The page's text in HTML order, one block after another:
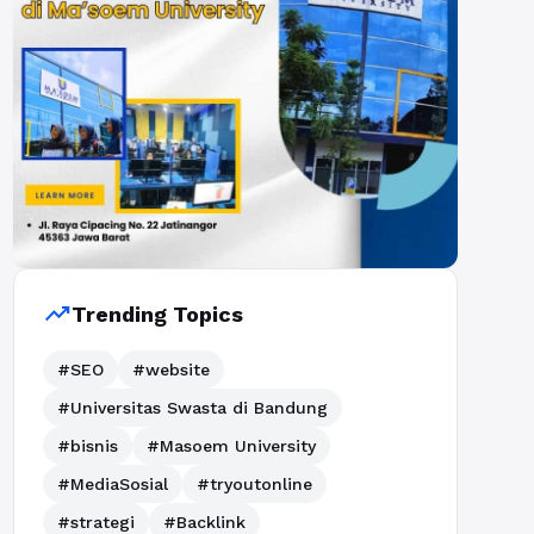
trending_upTrending Topics
#SEO
#website
#Universitas Swasta di Bandung
#bisnis
#Masoem University
#MediaSosial
#tryoutonline
#strategi
#Backlink